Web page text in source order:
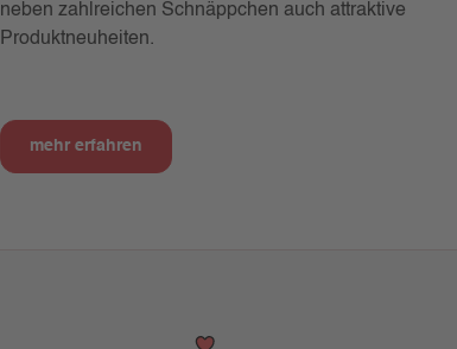
neben zahlreichen Schnäppchen auch attraktive
Produktneuheiten.
mehr erfahren